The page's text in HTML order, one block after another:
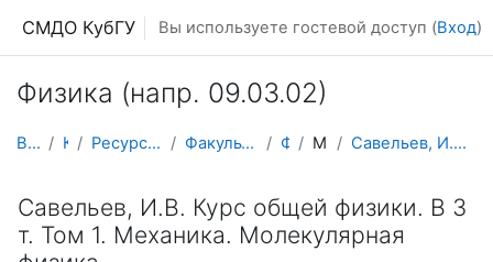
СМДО КубГУ Вы используете гостевой доступ (Вход)
Физика (напр. 09.03.02)
В начало Курсы Ресурсы подразделений КубГУ Факультет Физико-технический Физика Механика Савельев, И.В. Курс общей физики. В 3 т. Том 1. Ме...
Савельев, И.В. Курс общей физики. В 3
т. Том 1. Механика. Молекулярная